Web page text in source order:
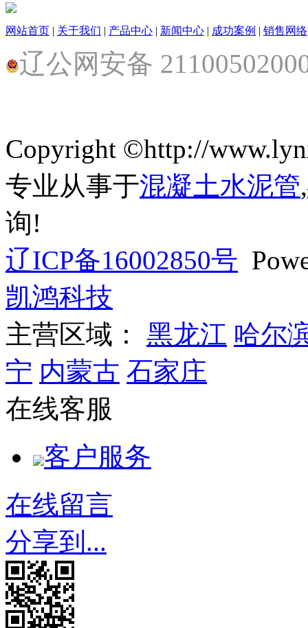
网站首页 关于我们 产品中心 新闻中心 成功案例 销售网络
辽公网安备
Copyright ©http://
专业从事于混凝土水泥管,
询!
辽ICP备16002850号
凯鸿科技
主营区域： 黑龙江 哈尔
宁 内蒙古 石家庄
在线客服
客户服务
在线留言
分享到...